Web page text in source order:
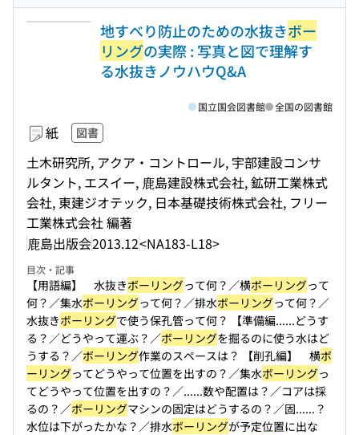
地すべり防止のための水抜きボー
リングの実際 : 写真と図で理解す
る水抜きノウハウQ&A
紙 図書
土木研究所, アクア・コントロール, 宇部建設コンサ
ルタント, エスイー, 鹿島建設株式会社, 鉱研工業株式
会社, 東建ジオテック, 日本基礎技術株式会社, フリー
工業株式会社 編著
鹿島出版会2013.12<NA183-L18>
国立国会図書館 全国の図書館
目次・記事
【用語編】 水抜きボーリングって何？／横ボーリングって
何？／集水ボーリングって何？／排水ボーリングって何？／
水抜きボーリングで使う保孔管って何？ 【準備編......どうす
る？／どうやって運ぶ？／ボーリングを掘るのに使う水はど
うする？／ボーリング作業のスペースは？ 【削孔編】 横ボ
ーリングってどうやって位置を出すの？／集水ボーリングっ
てどうやって位置を出すの？／......数や配置は？／コアは採
るの？／ボーリングマシンの固定はどうするの？／固......？
水位は下がったかな？／排水ボーリングが予定位置に出な